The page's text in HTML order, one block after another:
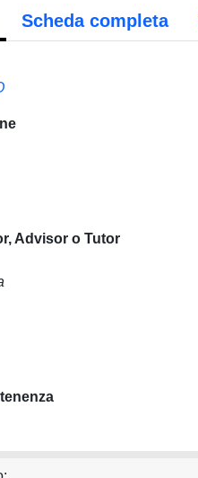
Scheda completa
Advisor o Tutor